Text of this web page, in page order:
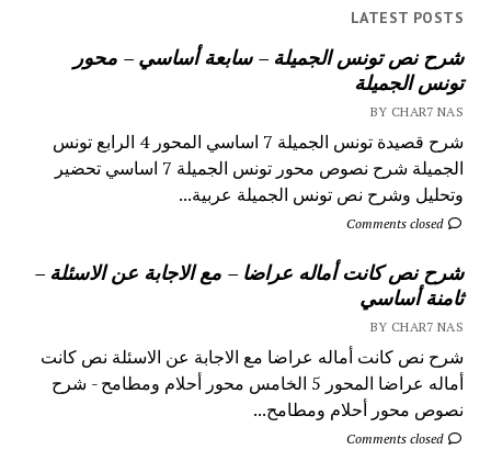
LATEST POSTS
شرح نص تونس الجميلة – سابعة أساسي – محور
تونس الجميلة
BY CHAR7 NAS
شرح قصيدة تونس الجميلة 7 اساسي المحور 4 الرابع تونس
الجميلة شرح نصوص محور تونس الجميلة 7 اساسي تحضير
وتحليل وشرح نص تونس الجميلة عربية...
Comments closed
شرح نص كانت أماله عراضا – مع الاجابة عن الاسئلة –
ثامنة أساسي
BY CHAR7 NAS
شرح نص كانت أماله عراضا مع الاجابة عن الاسئلة نص كانت
أماله عراضا المحور 5 الخامس محور أحلام ومطامح - شرح
نصوص محور أحلام ومطامح...
Comments closed